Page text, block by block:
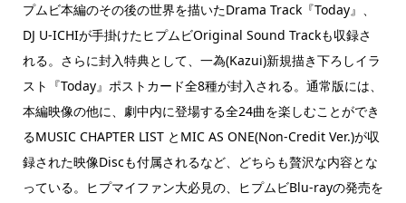
プムビ本編のその後の世界を描いたDrama Track『Today』、
DJ U-ICHIが手掛けたヒプムビOriginal Sound Trackも収録さ
れる。さらに封入特典として、一為(Kazui)新規描き下ろしイラ
スト『Today』ポストカード全8種が封入される。通常版には、
本編映像の他に、劇中内に登場する全24曲を楽しむことができ
るMUSIC CHAPTER LIST とMIC AS ONE(Non-Credit Ver.)が収
録された映像Discも付属されるなど、どちらも贅沢な内容とな
っている。ヒプマイファン大必見の、ヒプムビBlu-rayの発売を